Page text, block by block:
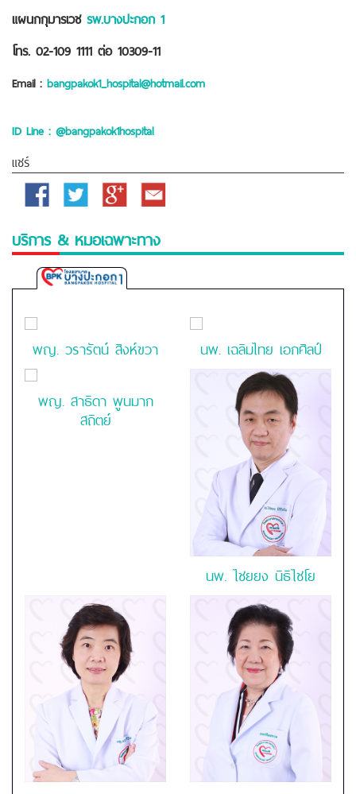
แผนกกุมารเวช รพ.บางปะกอก 1
โทร. 02-109 1111 ต่อ 10309-11
Email : bangpakok1_hospital@hotmail.com
ID Line : @bangpakok1hospital
แชร์
Facebook Twitter
Google
Email
บริการ & หมอเฉพาะทาง
Bangpakok
พญ. วรารัตน์ สิงห์ขวา นพ. เฉลิมไทย เอกศิลป์
พญ. สาธิดา พูนมาก
สถิตย์
นพ. ไชยยง นิธิไชโย